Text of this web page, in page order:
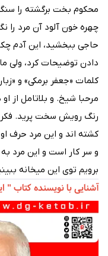
محکوم بخت برگشته را
چهره خون آلود آن مرد را
حاجی ببخشید، این آدم
دادن توضیحات کرد، ولی
کلمات «جعفر برمکی» و
مرحبا شیخ. و بلاتامل از
رنگ رویش سخت پرید. فکر
کشته اند و این مرد حرف او
و سر کار است و این مرد
برویم توی این میخانه
آشنایی با نویسنده کتاب "